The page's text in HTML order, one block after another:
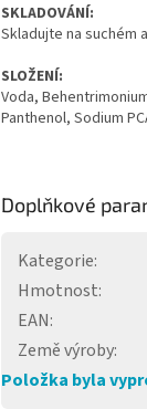
SKLADOVÁNÍ:
Skladujte na suchém
SLOŽENÍ:
Voda,
Panthenol, Sodium
Doplňkové
Kategorie:
Hmotnost:
EAN:
Země výroby:
Položka byla